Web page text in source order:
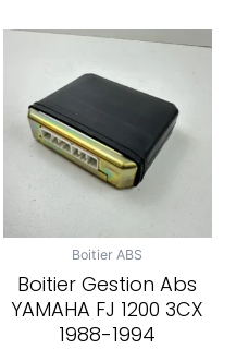
Boitier ABS
Boitier Gestion Abs
YAMAHA FJ 1200 3CX
1988-1994